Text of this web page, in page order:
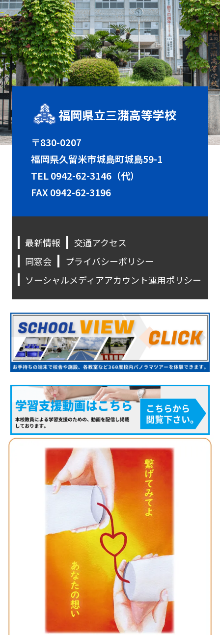
福岡県立三潴高等学校
〒830-0207
福岡県久留米市城島町城島59-1
TEL0942-62-3146（代）
FAX 0942-62-3196
最新情報
交通アクセス
同窓会
プライバシーポリシー
ソーシャルメディアアカウント運用ポリシー